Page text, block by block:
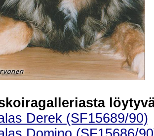
Derek (SF15689/90)